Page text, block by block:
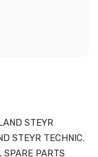
STEYR
STEYR TECHNIC,
SPARE PARTS